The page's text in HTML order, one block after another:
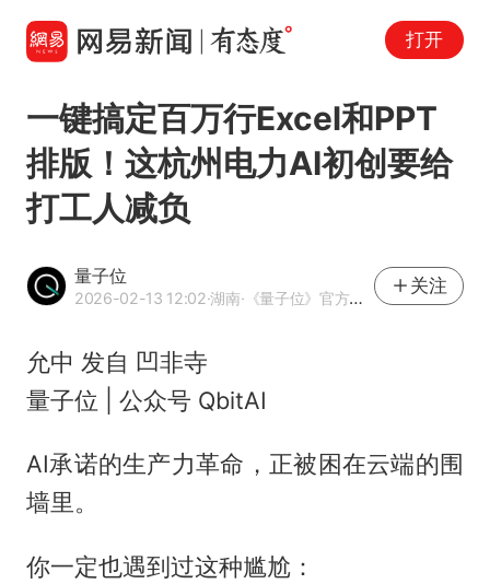
打开
一键搞定百万行Excel和PPT
排版！这杭州电力AI初创要给
打工人减负
量子位
2026-02-13 12:02·湖南·《量子位》官方网易号
关注
允中 发自 凹非寺
量子位 | 公众号 QbitAI
AI承诺的生产力革命，正被困在云端的围
墙里。
你一定也遇到过这种尴尬：